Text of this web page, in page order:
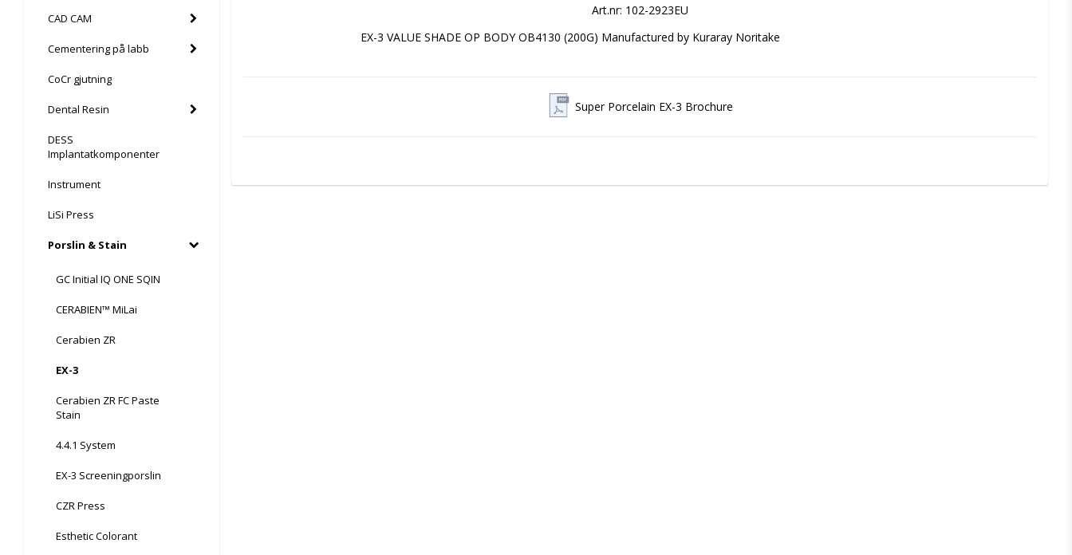
CAD CAM
Cementering på labb
CoCr gjutning
Dental Resin
DESS
Implantatkomponenter
Instrument
LiSi Press
Porslin & Stain
GC Initial IQ ONE SQIN
CERABIEN™ MiLai
Cerabien ZR
EX-3
Cerabien ZR FC Paste
Stain
4.4.1 System
EX-3 Screeningporslin
CZR Press
Esthetic Colorant
Art.nr: 102-2923EU
EX-3 VALUE SHADE OP BODY OB4130 (200G) Manufactured by Kuraray Noritake
Super Porcelain EX-3 Brochure